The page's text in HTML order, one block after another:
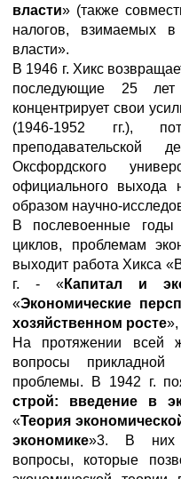
власти» (также
налогов, взимаемых в
власти».
В 1946 г. Хикс
последующие 25
концентрирует свои
(1946-1952 гг.),
преподавательской
Оксфордского
официального выхода
образом научно-
В послевоенные годы
циклов, проблемам
выходит работа Хикса
г. - «Капитал и
«Экономические
хозяйственном росте»,
На протяжении всей
вопросы прикладной
проблемы. В 1942 г.
строй: введение в
«Теория
экономике»3. В них
вопросы, которые